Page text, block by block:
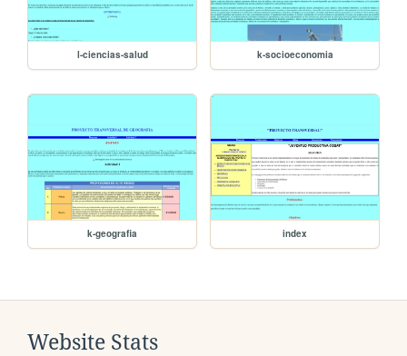
l-ciencias-salud k-socioeconomia
k-geografia index
Website Stats